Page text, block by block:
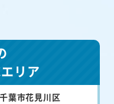
リア
千葉市花見川区